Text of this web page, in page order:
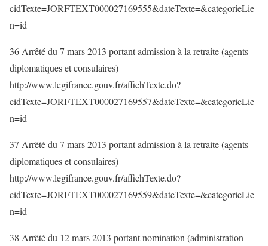
cidTexte=JORFTEXT000027169555&dateTexte=&categorieLie
n=id
36 Arrêté du 7 mars 2013 portant admission à la retraite (agents
diplomatiques et consulaires)
http://www.legifrance.gouv.fr/affichTexte.do?
cidTexte=JORFTEXT000027169557&dateTexte=&categorieLie
n=id
37 Arrêté du 7 mars 2013 portant admission à la retraite (agents
diplomatiques et consulaires)
http://www.legifrance.gouv.fr/affichTexte.do?
cidTexte=JORFTEXT000027169559&dateTexte=&categorieLie
n=id
38 Arrêté du 12 mars 2013 portant nomination (administration